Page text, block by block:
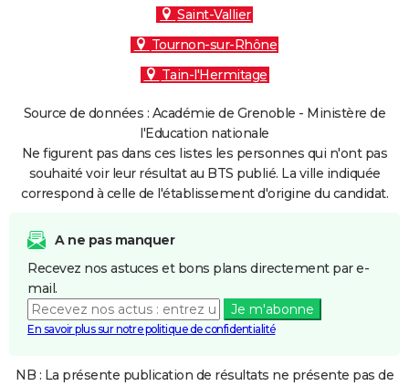
Saint-Vallier
Tournon-sur-Rhône
Tain-l'Hermitage
Source de données : Académie de Grenoble - Ministère de
l'Education nationale
Ne figurent pas dans ces listes les personnes qui n'ont pas
souhaité voir leur résultat au BTS publié. La ville indiquée
correspond à celle de l'établissement d'origine du candidat.
A ne pas manquer
Recevez nos astuces et bons plans directement par e-
mail.
Je m'abonne
En savoir plus sur notre politique de confidentialité
NB : La présente publication de résultats ne présente pas de